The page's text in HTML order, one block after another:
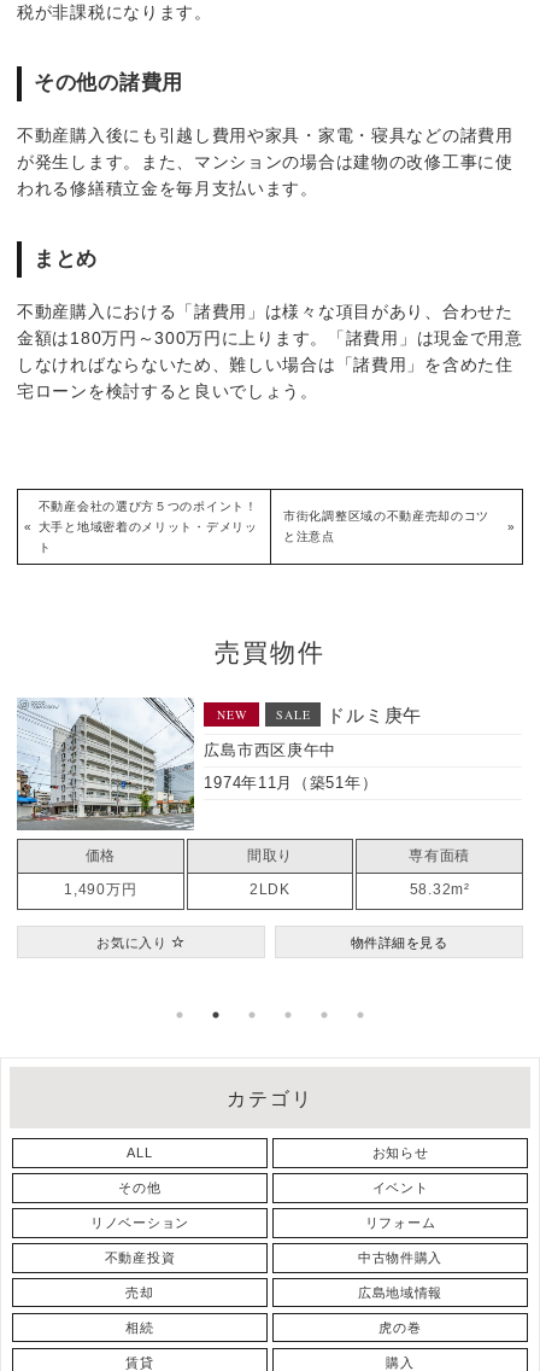
税が非課税になります。
その他の諸費用
不動産購入後にも引越し費用や家具・家電・寝具などの諸費用
が発生します。また、マンションの場合は建物の改修工事に使
われる修繕積立金を毎月支払います。
まとめ
不動産購入における「諸費用」は様々な項目があり、合わせた
金額は180万円～300万円に上ります。「諸費用」は現金で用意
しなければならないため、難しい場合は「諸費用」を含めた住
宅ローンを検討すると良いでしょう。
«
不動産会社の選び方５つのポイント！
大手と地域密着のメリット・デメリッ
ト
市街化調整区域の不動産売却のコツ
と注意点
»
売買物件
NEW SALE
西区南観音１丁
築）
広島市西区南観音
4,280万円
建物面積（
100.31m²
お気に入り 物件詳細を見る
カテゴリ
ALL お知らせ
その他 イベント
リノベーション リフォーム
不動産投資 中古物件購入
売却 広島地域情報
相続 虎の巻
賃貸 購入